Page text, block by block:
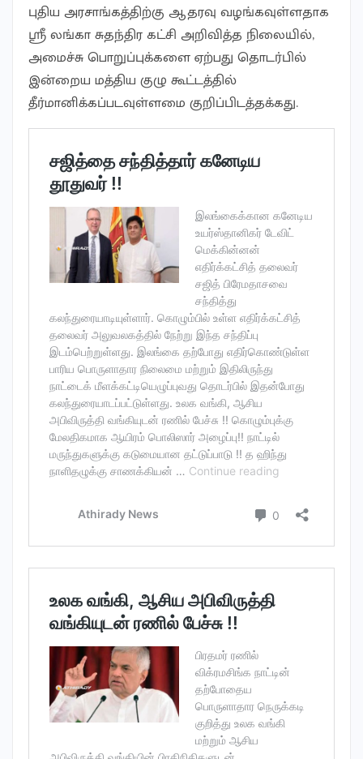
புதிய அரசாங்கத்திற்கு ஆதரவு வழங்கவுள்ளதாக
ஸ்ரீ லங்கா சுதந்திர கட்சி அறிவித்த நிலையில்,
அமைச்சு பொறுப்புக்களை ஏற்பது தொடர்பில்
இன்றைய மத்திய குழு கூட்டத்தில்
தீர்மானிக்கப்படவுள்ளமை குறிப்பிடத்தக்கது.